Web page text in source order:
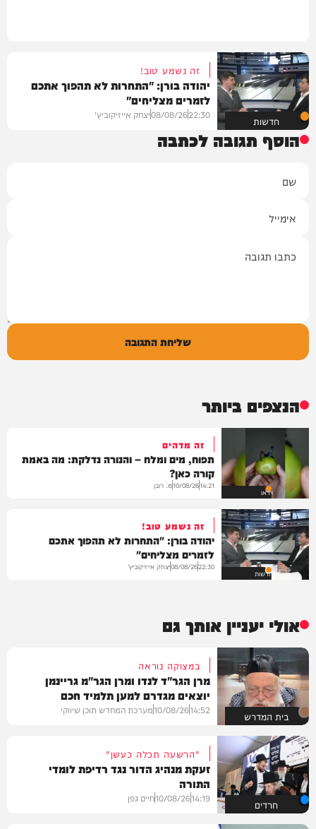
חדשות
זה נשמע טוב!
יהודה בורן: "התחרות לא תהפוך אתכם
לזמרים מצליחים"
22:30
08/08/26יצחק אייזיקוביץ'
הוסף תגובה לכתבה
שליחת התגובה
הנצפים ביותר
וידאו
זה מדהים
תפוח, מים ומלח – והנורה נדלקת: מה באמת
קורה כאן?
14:21
10/08/26מ. רובן
חדשות
זה נשמע טוב!
יהודה בורן: "התחרות לא תהפוך אתכם
לזמרים מצליחים"
22:30
08/08/26יצחק אייזיקוביץ'
אולי יעניין אותך גם
בית המדרש
במצוקה נוראה
מרן הגר"ד לנדו ומרן הגר"מ גריינמן
יוצאים מגדרם למען תלמיד חכם
14:52
10/08/26מערכת המחדש תוכן שיווקי
חרדים
"הרשעה תכלה כעשן"
זעקת מנהיג הדור נגד רדיפת לומדי
התורה
14:19
10/08/26חיים גפן